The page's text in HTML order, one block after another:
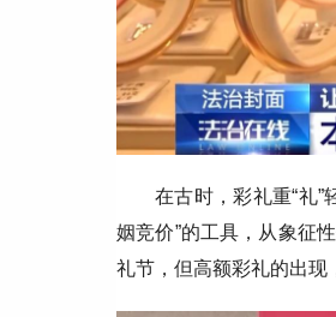
在古时，彩礼重“礼”
姻竞价”的工具，从象征
礼节，但高额彩礼的出现